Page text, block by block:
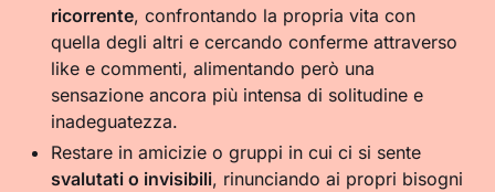
ricorrente, confrontando la propria vita con
quella degli altri e cercando conferme attraverso
like e commenti, alimentando però una
sensazione ancora più intensa di solitudine e
inadeguatezza.
Restare in amicizie o gruppi in cui ci si sente
svalutati o invisibili, rinunciando ai propri bisogni